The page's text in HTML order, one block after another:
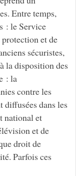
Entre temps,
: le Service
et de
sécuristes,
la disposition des
: la
contre les
diffusées dans les
national et
et de
droit de
Parfois ces